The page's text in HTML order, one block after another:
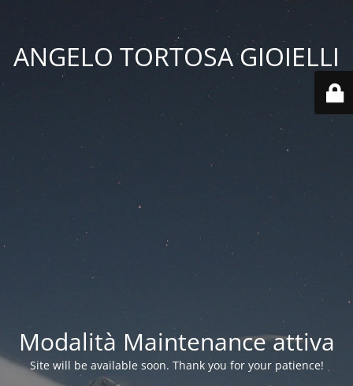
ANGELO TORTOSA GIOIELLI
Modalità Maintenance attiva
Site will be available soon. Thank you for your patience!